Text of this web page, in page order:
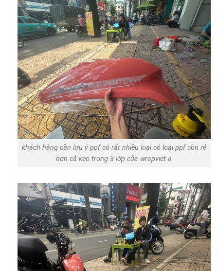
khách hàng cần lưu ý ppf có rất nhiều loại có loại ppf còn rẻ
hơn cả keo trong 3 lớp của wrapviet ạ